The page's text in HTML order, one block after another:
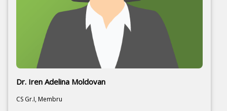
Dr. Iren Adelina Moldovan
CS Gr.I, Membru